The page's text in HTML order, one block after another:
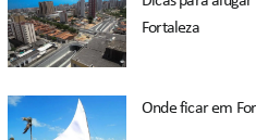
Fortaleza
Onde ficar em